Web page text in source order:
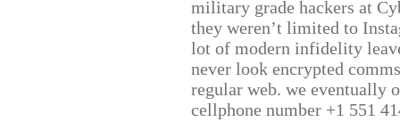
military grade hackers at
they weren’t limited to
lot of modern infidelity
never look encrypted
regular web. we eventually
cellphone number +1 551